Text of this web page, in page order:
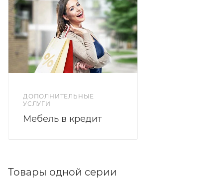
ДОПОЛНИТЕЛЬНЫЕ
УСЛУГИ
Мебель в кредит
Товары одной серии